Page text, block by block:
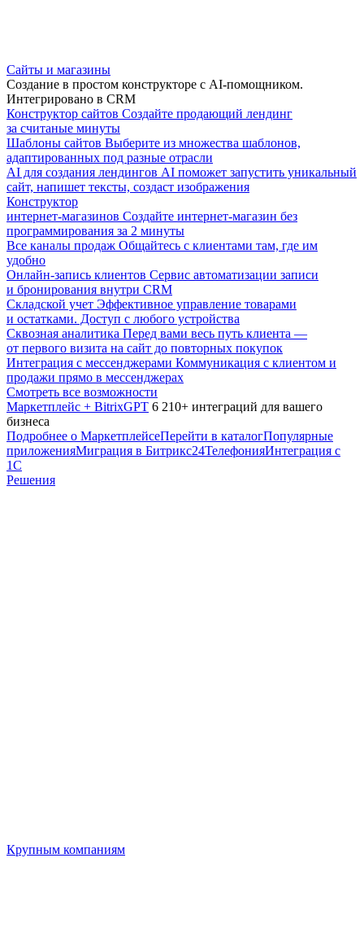
Сайты и магазины
Создание в простом конструкторе с AI-помощником.
Интегрировано в CRM
Конструктор сайтов Создайте продающий лендинг
за считаные минуты
Шаблоны сайтов Выберите из множества шаблонов,
адаптированных под разные отрасли
AI для создания лендингов AI поможет запустить уникальный
сайт, напишет тексты, создаст изображения
Конструктор
интернет-магазинов Создайте интернет-магазин без
программирования за 2 минуты
Все каналы продаж Общайтесь с клиентами там, где им
удобно
Онлайн-запись клиентов Сервис автоматизации записи
и бронирования внутри CRM
Складской учет Эффективное управление товарами
и остатками. Доступ с любого устройства
Сквозная аналитика Перед вами весь путь клиента —
от первого визита на сайт до повторных покупок
Интеграция с мессенджерами Коммуникация с клиентом и
продажи прямо в мессенджерах
Смотреть все возможности
Маркетплейс + BitrixGPT 6 210+ интеграций для вашего
бизнеса
Подробнее о МаркетплейсеПерейти в каталогПопулярные
приложенияМиграция в Битрикс24ТелефонияИнтеграция с
1С
Решения
Крупным компаниям